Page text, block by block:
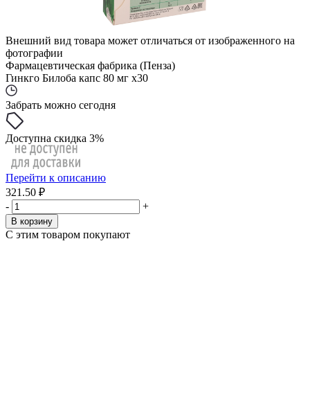
Внешний вид товара может отличаться от изображенного на
фотографии
Фармацевтическая фабрика (Пенза)
Гинкго Билоба капс 80 мг x30
Забрать можно сегодня
Доступна скидка 3%
Перейти к описанию
321.50 ₽
-
+
В корзину
С этим товаром покупают